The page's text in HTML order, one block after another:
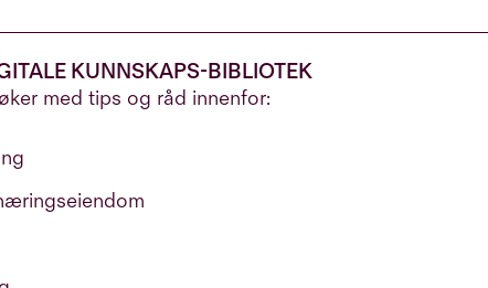
KUNNSKAPS-BIBLIOTEK
med tips og råd innenfor: